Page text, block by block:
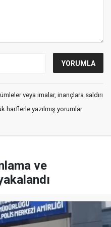
veya imalar, inançlara saldırı
harflerle yazılmış yorumlar
ve